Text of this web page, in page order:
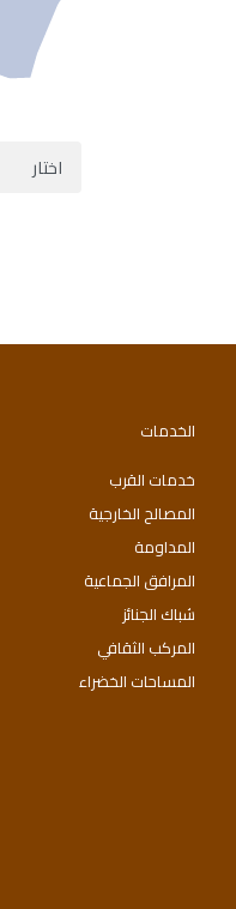
الخدمات
خدمات القرب
المصالح الخارجية
المداومة
المرافق الجماعية
شباك الجنائز
المركب الثقافي
المساحات الخضراء